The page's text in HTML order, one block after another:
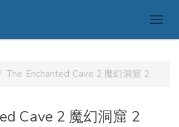
The Enchanted Cave 2 魔幻洞窟 2
Cave 2 魔幻洞窟 2